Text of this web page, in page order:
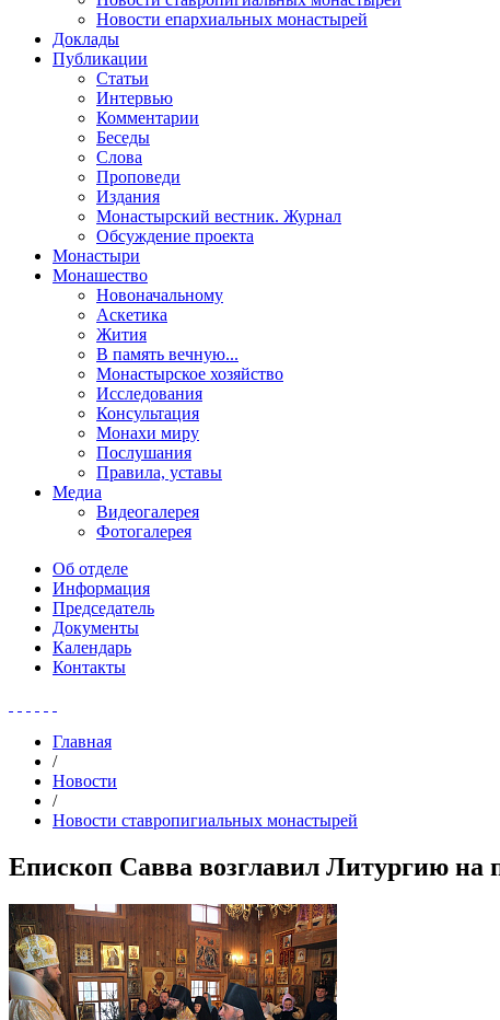
Новости епархиальных монастырей
Доклады
Публикации
Статьи
Интервью
Комментарии
Беседы
Слова
Проповеди
Издания
Монастырский вестник. Журнал
Обсуждение проекта
Монастыри
Монашество
Новоначальному
Аскетика
Жития
В память вечную...
Монастырское хозяйство
Исследования
Консультация
Монахи миру
Послушания
Правила, уставы
Медиа
Видеогалерея
Фотогалерея
Об отделе
Информация
Председатель
Документы
Календарь
Контакты
Главная
/
Новости
/
Новости ставропигиальных монастырей
Епископ Савва возглавил Литургию на